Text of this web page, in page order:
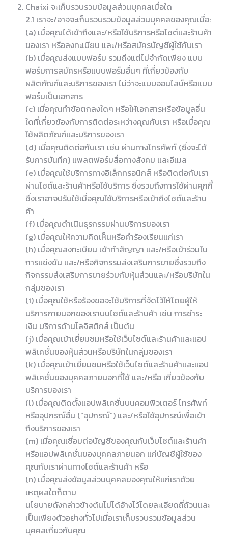
Chaixi จะเก็บรวบรวมข้อมูลส่วนบุคคลเมื่อใด
2.1 เราจะ/อาจจะเก็บรวบรวมข้อมูลส่วนบุคคลของคุณเมื่อ:
(a) เมื่อคุณได้เข้าถึงและ/หรือใช้บริการหรือไซต์และร้านค้า
ของเรา หรือลงทะเบียน และ/หรือสมัครบัญชีผู้ใช้กับเรา
(b) เมื่อคุณส่งแบบฟอร์ม รวมถึงแต่ไม่จำกัดเพียง แบบ
ฟอร์มการสมัครหรือแบบฟอร์มอื่นๆ ที่เกี่ยวข้องกับ
ผลิตภัณฑ์และบริการของเรา ไม่ว่าจะแบบออนไลน์หรือแบบ
ฟอร์มเป็นเอกสาร
(c) เมื่อคุณทำข้อตกลงใดๆ หรือให้เอกสารหรือข้อมูลอื่น
ใดที่เกี่ยวข้องกับการติดต่อระหว่างคุณกับเรา หรือเมื่อคุณ
ใช้ผลิตภัณฑ์และบริการของเรา
(d) เมื่อคุณติดต่อกับเรา เช่น ผ่านทางโทรศัพท์ (ซึ่งจะได้
รับการบันทึก) แพลตฟอร์มสื่อทางสังคม และอีเมล
(e) เมื่อคุณใช้บริการทางอิเล็กทรอนิกส์ หรือติดต่อกับเรา
ผ่านไซต์และร้านค้าหรือใช้บริการ ซึ่งรวมถึงการใช้ผ่านคุกกี้
ซึ่งเราอาจปรับใช้เมื่อคุณใช้บริการหรือเข้าถึงไซต์และร้าน
ค้า
(f) เมื่อคุณดำเนินธุรกรรมผ่านบริการของเรา
(g) เมื่อคุณให้ความคิดเห็นหรือคำร้องเรียนแก่เรา
(h) เมื่อคุณลงทะเบียน เข้าทำสัญญา และ/หรือเข้าร่วมใน
การแข่งขัน และ/หรือกิจกรรมส่งเสริมการขายซึ่งรวมถึง
กิจกรรมส่งเสริมการขายร่วมกับหุ้นส่วนและ/หรือบริษัทใน
กลุ่มของเรา
(i) เมื่อคุณใช้หรือร้องขอจะใช้บริการที่จัดไว้ให้โดยผู้ให้
บริการภายนอกของเราบนไซต์และร้านค้า เช่น การชำระ
เงิน บริการด้านโลจิสติกส์ เป็นต้น
(j) เมื่อคุณเข้าเยี่ยมชมหรือใช้เว็บไซต์และร้านค้าและแอป
พลิเคชั่นของหุ้นส่วนหรือบริษัทในกลุ่มของเรา
(k) เมื่อคุณเข้าเยี่ยมชมหรือใช้เว็บไซต์และร้านค้าและแอป
พลิเคชั่นของบุคคลภายนอกที่ใช้ และ/หรือ เกี่ยวข้องกับ
บริการของเรา
(l) เมื่อคุณติดตั้งแอปพลิเคชั่นบนคอมพิวเตอร์ โทรศัพท์
หรืออุปกรณ์อื่น (“อุปกรณ์”) และ/หรือใช้อุปกรณ์เพื่อเข้า
ถึงบริการของเรา
(m) เมื่อคุณเชื่อมต่อบัญชีของคุณกับเว็บไซต์และร้านค้า
หรือแอปพลิเคชั่นของบุคคลภายนอก แก่บัญชีผู้ใช้ของ
คุณกับเราผ่านทางไซต์และร้านค้า หรือ
(n) เมื่อคุณส่งข้อมูลส่วนบุคคลของคุณให้แก่เราด้วย
เหตุผลใดก็ตาม
นโยบายดังกล่าวข้างต้นไม่ได้อ้างไว้โดยละเอียดถี่ถ้วนและ
เป็นเพียงตัวอย่างทั่วไปเมื่อเราเก็บรวบรวมข้อมูลส่วน
บุคคลเกี่ยวกับคุณ